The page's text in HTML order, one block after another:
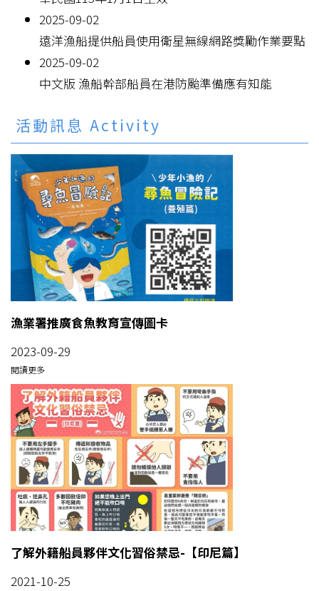
2025-09-02
遠洋漁船提供船員使用衛星無線網路獎勵作業要點
2025-09-02
中文版 漁船幹部船員在港防颱準備應有知能
活動訊息 Activity
漁業署推廣食魚教育宣傳圖卡
2023-09-29
閱讀更多
了解外籍船員夥伴文化習俗禁忌-【印尼篇】
2021-10-25